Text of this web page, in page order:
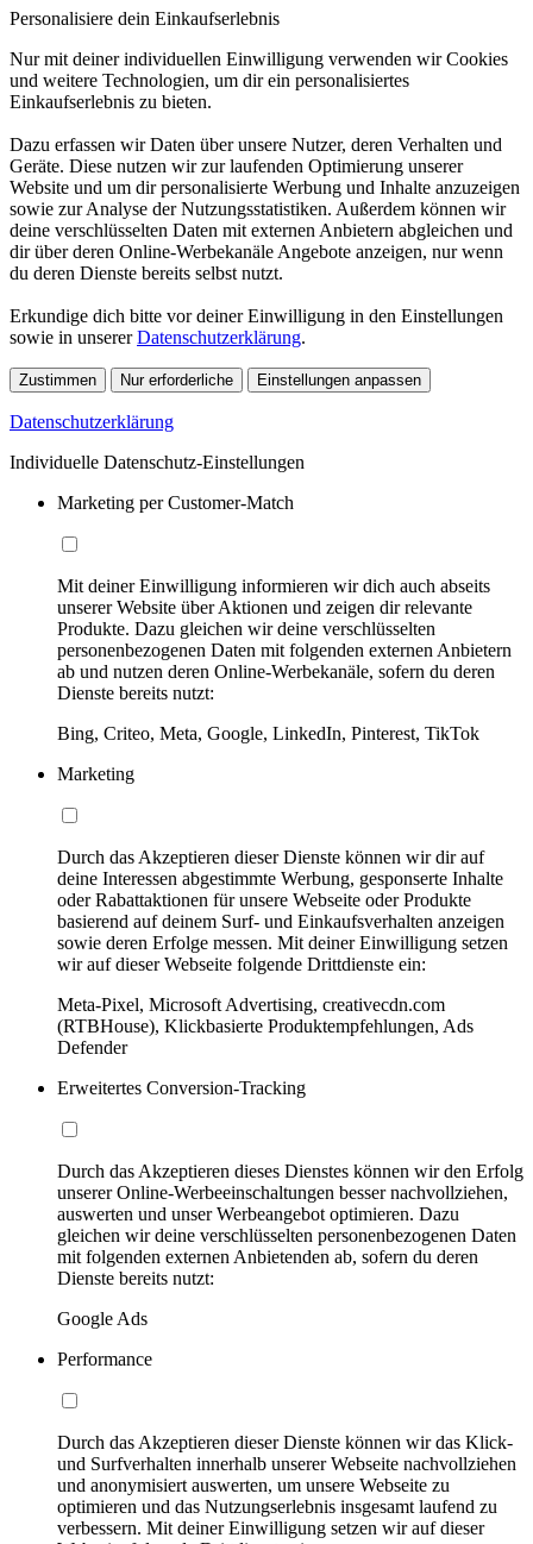
Personalisiere dein Einkaufserlebnis
Nur mit deiner individuellen Einwilligung verwenden wir Cookies
und weitere Technologien, um dir ein personalisiertes
Einkaufserlebnis zu bieten.
Dazu erfassen wir Daten über unsere Nutzer, deren Verhalten und
Geräte. Diese nutzen wir zur laufenden Optimierung unserer
Website und um dir personalisierte Werbung und Inhalte anzuzeigen
sowie zur Analyse der Nutzungsstatistiken. Außerdem können wir
deine verschlüsselten Daten mit externen Anbietern abgleichen und
dir über deren Online-Werbekanäle Angebote anzeigen, nur wenn
du deren Dienste bereits selbst nutzt.
Erkundige dich bitte vor deiner Einwilligung in den Einstellungen
sowie in unsererDatenschutzerklärung.
Zustimmen Nur erforderliche Einstellungen anpassen
Datenschutzerklärung
Individuelle Datenschutz-Einstellungen
Marketing per Customer-Match
Mit deiner Einwilligung informieren wir dich auch abseits
unserer Website über Aktionen und zeigen dir relevante
Produkte. Dazu gleichen wir deine verschlüsselten
personenbezogenen Daten mit folgenden externen Anbietern
ab und nutzen deren Online-Werbekanäle, sofern du deren
Dienste bereits nutzt:
Bing, Criteo, Meta, Google, LinkedIn, Pinterest, TikTok
Marketing
Durch das Akzeptieren dieser Dienste können wir dir auf
deine Interessen abgestimmte Werbung, gesponserte Inhalte
oder Rabattaktionen für unsere Webseite oder Produkte
basierend auf deinem Surf- und Einkaufsverhalten anzeigen
sowie deren Erfolge messen. Mit deiner Einwilligung setzen
wir auf dieser Webseite folgende Drittdienste ein:
Meta-Pixel, Microsoft Advertising, creativecdn.com
(RTBHouse), Klickbasierte Produktempfehlungen, Ads
Defender
Erweitertes Conversion-Tracking
Durch das Akzeptieren dieses Dienstes können wir den Erfolg
unserer Online-Werbeeinschaltungen besser nachvollziehen,
auswerten und unser Werbeangebot optimieren. Dazu
gleichen wir deine verschlüsselten personenbezogenen Daten
mit folgenden externen Anbietenden ab, sofern du deren
Dienste bereits nutzt:
Google Ads
Performance
Durch das Akzeptieren dieser Dienste können wir das Klick-
und Surfverhalten innerhalb unserer Webseite nachvollziehen
und anonymisiert auswerten, um unsere Webseite zu
optimieren und das Nutzungserlebnis insgesamt laufend zu
verbessern. Mit deiner Einwilligung setzen wir auf dieser